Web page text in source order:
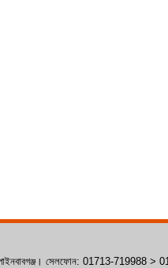
চাঁপাইনবাবগঞ্জ। সেলফোন: 01713-